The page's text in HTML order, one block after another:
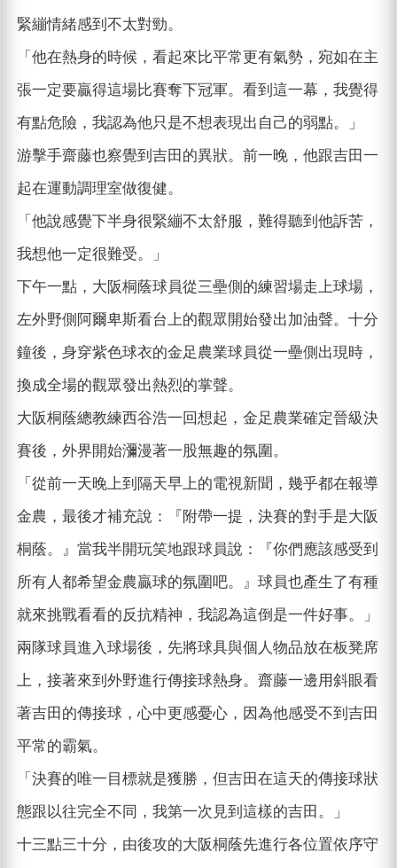
緊繃情緒感到不太對勁。
「他在熱身的時候，看起來比平常更有氣勢，宛如在主
張一定要贏得這場比賽奪下冠軍。看到這一幕，我覺得
有點危險，我認為他只是不想表現出自己的弱點。」
游擊手齋藤也察覺到吉田的異狀。前一晚，他跟吉田一
起在運動調理室做復健。
「他說感覺下半身很緊繃不太舒服，難得聽到他訴苦，
我想他一定很難受。」
下午一點，大阪桐蔭球員從三壘側的練習場走上球場，
左外野側阿爾卑斯看台上的觀眾開始發出加油聲。十分
鐘後，身穿紫色球衣的金足農業球員從一壘側出現時，
換成全場的觀眾發出熱烈的掌聲。
大阪桐蔭總教練西谷浩一回想起，金足農業確定晉級決
賽後，外界開始瀰漫著一股無趣的氛圍。
「從前一天晚上到隔天早上的電視新聞，幾乎都在報導
金農，最後才補充說：『附帶一提，決賽的對手是大阪
桐蔭。』當我半開玩笑地跟球員說：『你們應該感受到
所有人都希望金農贏球的氛圍吧。』球員也產生了有種
就來挑戰看看的反抗精神，我認為這倒是一件好事。」
兩隊球員進入球場後，先將球具與個人物品放在板凳席
上，接著來到外野進行傳接球熱身。齋藤一邊用斜眼看
著吉田的傳接球，心中更感憂心，因為他感受不到吉田
平常的霸氣。
「決賽的唯一目標就是獲勝，但吉田在這天的傳接球狀
態跟以往完全不同，我第一次見到這樣的吉田。」
十三點三十分，由後攻的大阪桐蔭先進行各位置依序守